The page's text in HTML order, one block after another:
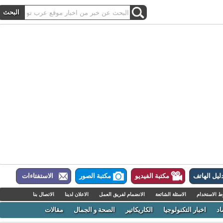
الهاتف مكتبة الفيديو مكتبة الصور الاستفتاءات
الاسئلة الشائعة الانضمام لفريق العمل الاعلان لدينا الاتصال بنا
اخبار التكنولوجيا الكاريكاتير الصحة و الجمال مقالات